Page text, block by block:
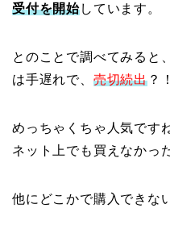
受付を開始しています。
とのことで調べてみると
は手遅れで、 売切続出 ？！
めっちゃくちゃ人気です
ネット上でも買えなかっ
他にどこかで購入できな